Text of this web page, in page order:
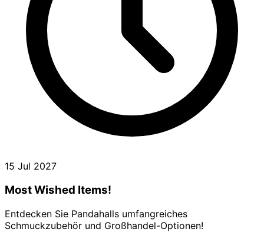
15 Jul 2027
Most Wished Items!
Entdecken Sie Pandahalls umfangreiches
Schmuckzubehör und Großhandel-Optionen!